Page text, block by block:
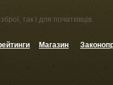
так і для початківців.
Магазин